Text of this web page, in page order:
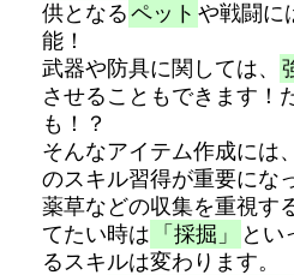
供となる ペット や戦闘に
能！
武器や防具に関しては、
させることもできます！
も！？
そんなアイテム作成には
のスキル習得が重要にな
薬草などの収集を重視す
てたい時は
「採掘」
とい
るスキルは変わります。